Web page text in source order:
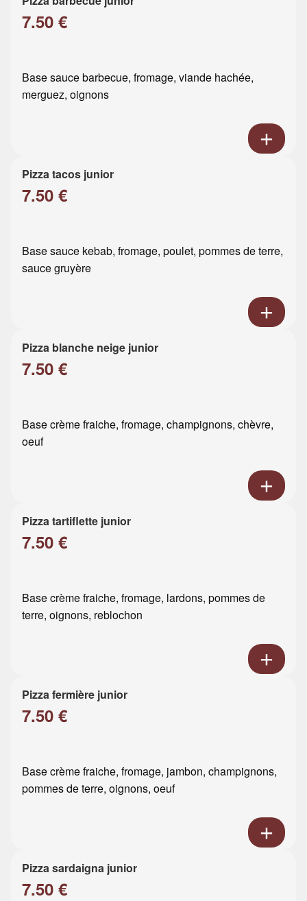
7.50 €
Base sauce barbecue, fromage, viande hachée,
merguez, oignons
Pizza tacos junior
7.50 €
Base sauce kebab, fromage, poulet, pommes de terre,
sauce gruyère
Pizza blanche neige junior
7.50 €
Base crème fraiche, fromage, champignons, chèvre,
oeuf
Pizza tartiflette junior
7.50 €
Base crème fraiche, fromage, lardons, pommes de
terre, oignons, reblochon
Pizza fermière junior
7.50 €
Base crème fraiche, fromage, jambon, champignons,
pommes de terre, oignons, oeuf
Pizza sardaigna junior
7.50 €